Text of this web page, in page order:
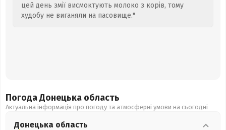
цей день змії висмоктують молоко з корів, тому
худобу не виганяли на пасовище."
Погода Донецька область
Актуальна інформація про погоду та атмосферні умови на сьогодні
Донецька область